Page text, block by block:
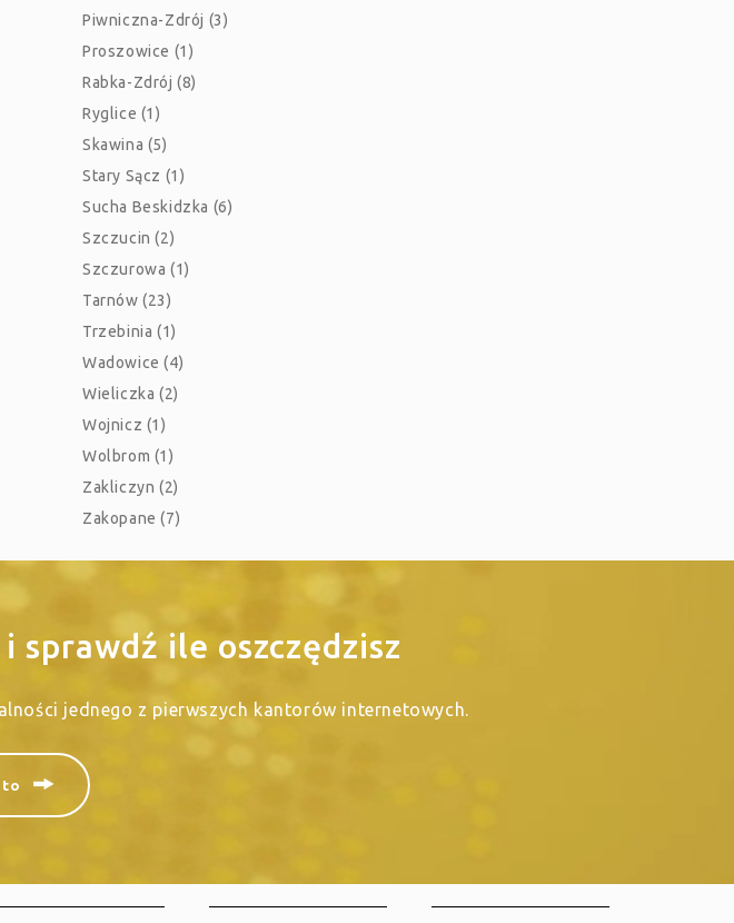
Piwniczna-Zdrój (3)
Proszowice (1)
Rabka-Zdrój (8)
Ryglice (1)
Skawina (5)
Stary Sącz (1)
Sucha Beskidzka (6)
Szczucin (2)
Szczurowa (1)
Tarnów (23)
Trzebinia (1)
Wadowice (4)
Wieliczka (2)
Wojnicz (1)
Wolbrom (1)
Zakliczyn (2)
Zakopane (7)
sprawdź ile oszczędzisz
jednego z pierwszych kantorów internetowych.